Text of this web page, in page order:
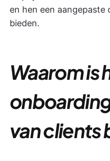
en hen een
bieden.
Waarom is
van clients